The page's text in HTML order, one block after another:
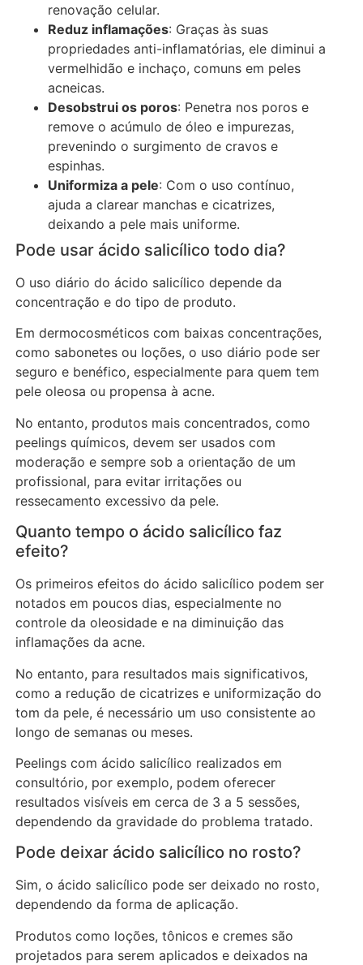
renovação celular.
Reduz inflamações: Graças às suas
propriedades anti-inflamatórias, ele diminui a
vermelhidão e inchaço, comuns em peles
acneicas.
Desobstrui os poros: Penetra nos poros e
remove o acúmulo de óleo e impurezas,
prevenindo o surgimento de cravos e
espinhas.
Uniformiza a pele: Com o uso contínuo,
ajuda a clarear manchas e cicatrizes,
deixando a pele mais uniforme.
Pode usar ácido salicílico todo dia?
O uso diário do ácido salicílico depende da
concentração e do tipo de produto.
Em dermocosméticos com baixas concentrações,
como sabonetes ou loções, o uso diário pode ser
seguro e benéfico, especialmente para quem tem
pele oleosa ou propensa à acne.
No entanto, produtos mais concentrados, como
peelings químicos, devem ser usados com
moderação e sempre sob a orientação de um
profissional, para evitar irritações ou
ressecamento excessivo da pele.
Quanto tempo o ácido salicílico faz
efeito?
Os primeiros efeitos do ácido salicílico podem ser
notados em poucos dias, especialmente no
controle da oleosidade e na diminuição das
inflamações da acne.
No entanto, para resultados mais significativos,
como a redução de cicatrizes e uniformização do
tom da pele, é necessário um uso consistente ao
longo de semanas ou meses.
Peelings com ácido salicílico realizados em
consultório, por exemplo, podem oferecer
resultados visíveis em cerca de 3 a 5 sessões,
dependendo da gravidade do problema tratado.
Pode deixar ácido salicílico no rosto?
Sim, o ácido salicílico pode ser deixado no rosto,
dependendo da forma de aplicação.
Produtos como loções, tônicos e cremes são
projetados para serem aplicados e deixados na